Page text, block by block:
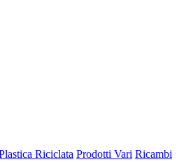
Riciclata Prodotti Vari Ricambi